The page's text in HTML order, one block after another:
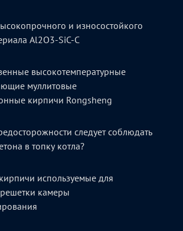
и износостойкого
Al2O3-SiC-C
высокотемпературные
муллитовые
кирпичи Rongsheng
следует соблюдать
в топку котла?
используемые для
решетки камеры